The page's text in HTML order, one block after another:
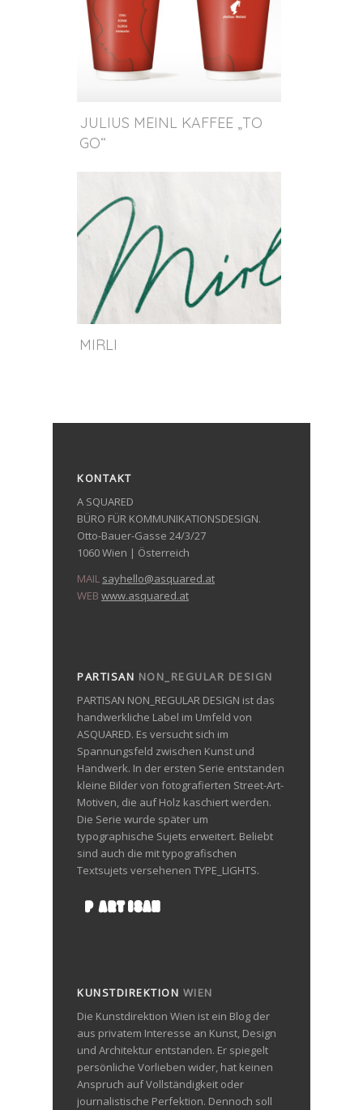
JULIUS MEINL KAFFEE „TO
GO“
MIRLI
KONTAKT
A SQUARED
BÜRO FÜR KOMMUNIKATIONSDESIGN.
Otto-Bauer-Gasse 24/3/27
1060 Wien | Österreich
MAIL sayhello@asquared.at
WEB www.asquared.at
PARTISAN NON_REGULAR DESIGN
PARTISAN NON_REGULAR DESIGN ist das
handwerkliche Label im Umfeld von
ASQUARED. Es versucht sich im
Spannungsfeld zwischen Kunst und
Handwerk. In der ersten Serie entstanden
kleine Bilder von fotografierten Street-Art-
Motiven, die auf Holz kaschiert werden.
Die Serie wurde später um
typographische Sujets erweitert. Beliebt
sind auch die mit typografischen
Textsujets versehenen TYPE_LIGHTS.
KUNSTDIREKTION WIEN
Die Kunstdirektion Wien ist ein Blog der
aus privatem Interesse an Kunst, Design
und Architektur entstanden. Er spiegelt
persönliche Vorlieben wider, hat keinen
Anspruch auf Vollständigkeit oder
journalistische Perfektion. Dennoch soll